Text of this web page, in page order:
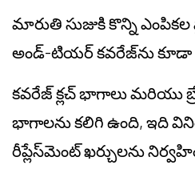
మారుతి సుజుకి కొన్ని
అండ్-టియర్ కవరేజ్‌ను కూడా
కవరేజ్ క్లచ్ భాగాలు మరియు
భాగాలను కలిగి ఉంది, ఇది
రీప్లేస్‌మెంట్ ఖర్చులను